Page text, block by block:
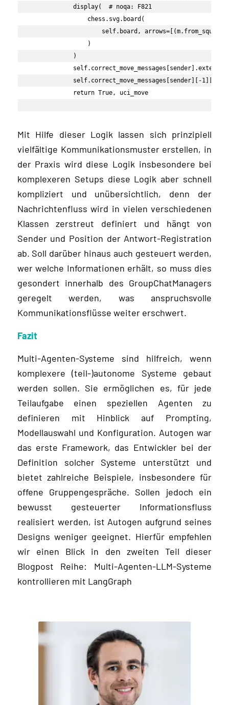
            display(  # noqa: F821
                chess.svg.board(
self.board,
                )
            )
self.correct_move_messages[sender][-
            return True, uci_move
Mit Hilfe dieser Logik lassen sich prinzipiell
vielfältige Kommunikationsmuster erstellen, in
der Praxis wird diese Logik insbesondere bei
komplexeren Setups diese Logik aber schnell
kompliziert und unübersichtlich, denn der
Nachrichtenfluss wird in vielen verschiedenen
Klassen zerstreut definiert und hängt von
Sender und Position der Antwort-Registration
ab. Soll darüber hinaus auch gesteuert werden,
wer welche Informationen erhält, so muss dies
gesondert innerhalb des GroupChatManagers
geregelt werden, was anspruchsvolle
Kommunikationsflüsse weiter erschwert.
Fazit
Multi-Agenten-Systeme sind hilfreich, wenn
komplexere (teil-)autonome Systeme gebaut
werden sollen. Sie ermöglichen es, für jede
Teilaufgabe einen speziellen Agenten zu
definieren mit Hinblick auf Prompting,
Modellauswahl und Konfiguration. Autogen war
das erste Framework, das Entwickler bei der
Definition solcher Systeme unterstützt und
bietet zahlreiche Beispiele, insbesondere für
offene Gruppengespräche. Sollen jedoch ein
bewusst gesteuerter Informationsfluss
realisiert werden, ist Autogen aufgrund seines
Designs weniger geeignet. Hierfür empfehlen
wir einen Blick in den zweiten Teil dieser
Blogpost Reihe: Multi-Agenten-LLM-Systeme
kontrollieren mit LangGraph